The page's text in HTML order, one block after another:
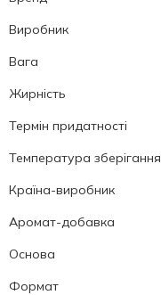
Виробник
Вага
Жирність
Термін придатності
Температура зберігання
Країна-виробник
Аромат-добавка
Основа
Формат